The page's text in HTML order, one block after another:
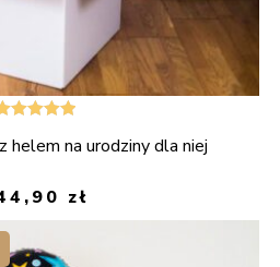
5.00na 5
helem na urodziny dla niej
zł